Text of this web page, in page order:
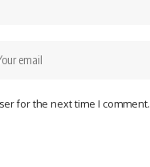
for the next time I comment.